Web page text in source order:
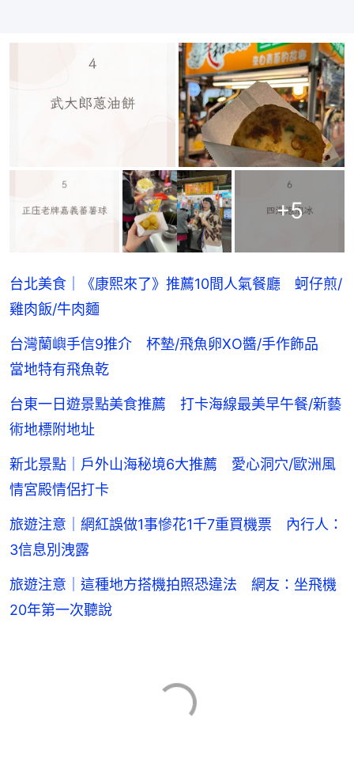
+5
台北美食｜《康熙來了》推薦10間人氣餐廳 蚵仔煎/
雞肉飯/牛肉麵
台灣蘭嶼手信9推介 杯墊/飛魚卵XO醬/手作飾品
當地特有飛魚乾
台東一日遊景點美食推薦 打卡海線最美早午餐/新藝
術地標附地址
新北景點｜戶外山海秘境6大推薦 愛心洞穴/歐洲風
情宮殿情侶打卡
旅遊注意｜網紅誤做1事慘花1千7重買機票 內行人：
3信息別洩露
旅遊注意｜這種地方搭機拍照恐違法 網友：坐飛機
20年第一次聽說